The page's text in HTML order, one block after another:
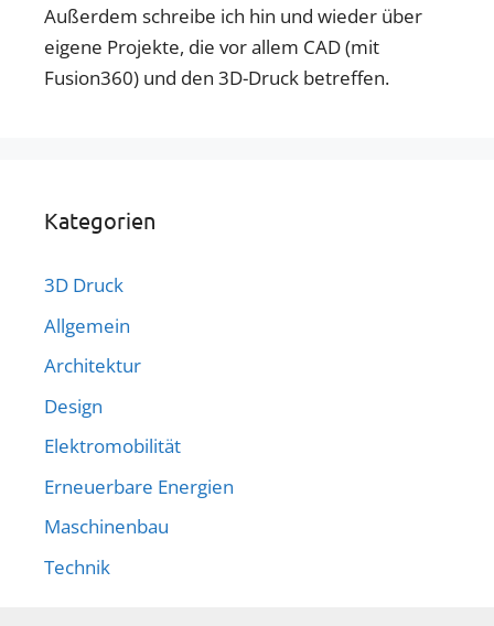
Außerdem schreibe ich hin und wieder über
eigene Projekte, die vor allem CAD (mit
Fusion360) und den 3D-Druck betreffen.
Kategorien
3D Druck
Allgemein
Architektur
Design
Elektromobilität
Erneuerbare Energien
Maschinenbau
Technik